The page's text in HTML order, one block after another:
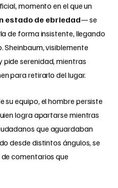
momento en el que un
estado de ebriedad— se
de forma insistente, llegando
Sheinbaum, visiblemente
serenidad, mientras
para retirarlo del lugar.
su equipo, el hombre persiste
logra apartarse mientras
que aguardaban
desde distintos ángulos, se
comentarios que